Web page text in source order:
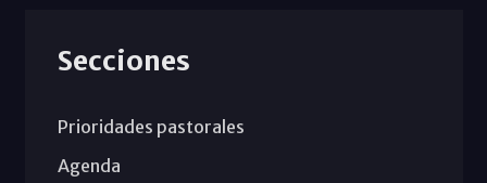
Secciones
Prioridades pastorales
Agenda